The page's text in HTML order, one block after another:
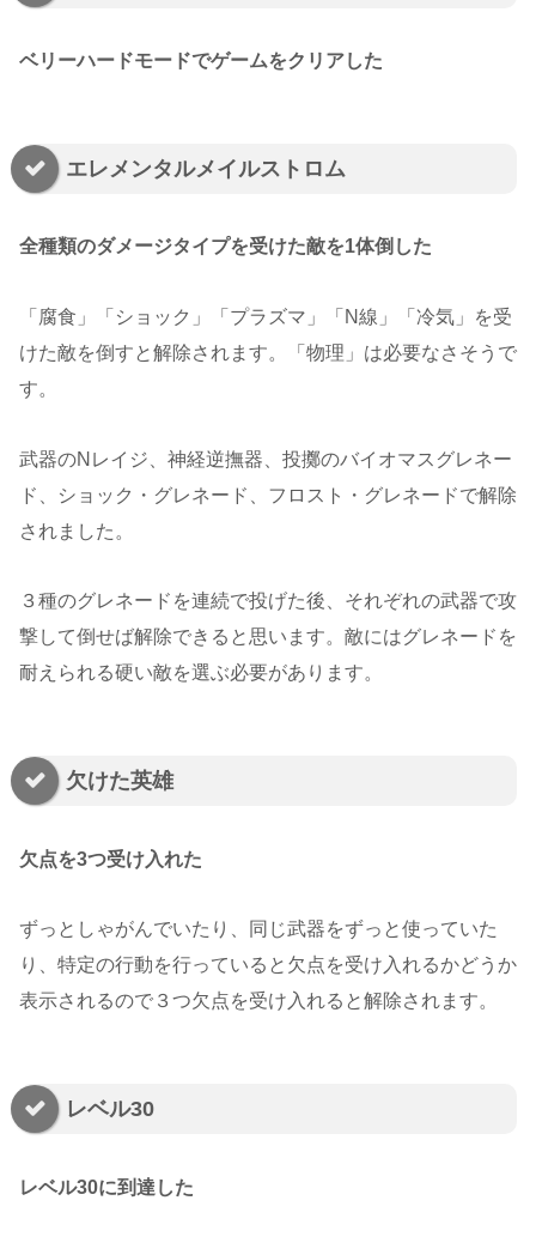
ベリーハードモードでゲームをクリアした
エレメンタルメイルストロム
全種類のダメージタイプを受けた敵を1体倒した
「腐食」「ショック」「プラズマ」「N線」「冷気」を受
けた敵を倒すと解除されます。「物理」は必要なさそうで
す。
武器のNレイジ、神経逆撫器、投擲のバイオマスグレネー
ド、ショック・グレネード、フロスト・グレネードで解除
されました。
３種のグレネードを連続で投げた後、それぞれの武器で攻
撃して倒せば解除できると思います。敵にはグレネードを
耐えられる硬い敵を選ぶ必要があります。
欠けた英雄
欠点を3つ受け入れた
ずっとしゃがんでいたり、同じ武器をずっと使っていた
り、特定の行動を行っていると欠点を受け入れるかどうか
表示されるので３つ欠点を受け入れると解除されます。
レベル30
レベル30に到達した